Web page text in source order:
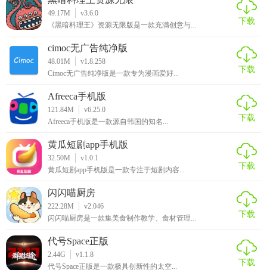
49.17M
v3.6.0
《黑暗料理王》资源无限版是一款充满创意与...
下载
cimoc无广告纯净版
48.01M
v1.8.258
Cimoc无广告纯净版是一款专为漫画爱好...
下载
Afreeca手机版
121.84M
v6.25.0
Afreeca手机版是一款源自韩国的知名...
下载
黄瓜短剧app手机版
32.50M
v1.0.1
黄瓜短剧app手机版是一款专注于短剧内容...
下载
闪闪喵厨房
222.28M
v2.046
闪闪喵厨房是一款集美食制作教学、食材管理...
下载
代号Space正版
2.44G
v1.1.8
代号Space正版是一款极具创新性的太空...
下载